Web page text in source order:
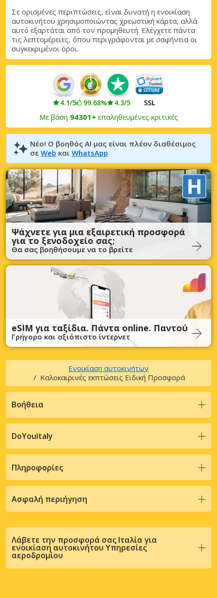
Σύνδεση με eLink
Σε ορισμένες περιπτώσεις, είναι δυνατή η ενοικίαση
αυτοκινήτου χρησιμοποιώντας χρεωστική κάρτα, αλλά
αυτό εξαρτάται από τον προμηθευτή. Ελέγχετε πάντα
τις λεπτομέρειες, όπου περιγράφονται με σαφήνεια οι
συγκεκριμένοι όροι.
4.1/5 99.68% 4.3/5 SSL
Με βάση 94301+ επαληθευμένες κριτικές
Νέο! Ο βοηθός AI μας είναι πλέον διαθέσιμος
σε Web και WhatsApp
Ψάχνετε για μια εξαιρετική προσφορά
για το ξενοδοχείο σας;
Θα σας βοηθήσουμε να το βρείτε
eSIM για ταξίδια. Πάντα online. Παντού
Γρήγορο και αξιόπιστο ίντερνετ
Ενοικίαση αυτοκινήτων
Καλοκαιρινές εκπτώσεις Ειδική Προσφορά
Βοήθεια
DoYouItaly
Πληροφορίες
Ασφαλή περιήγηση
Λάβετε την προσφορά σας Ιταλία για
ενοικίαση αυτοκινήτου Υπηρεσίες
αεροδρομίου